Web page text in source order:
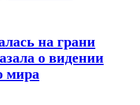
на грани
о видении
мира